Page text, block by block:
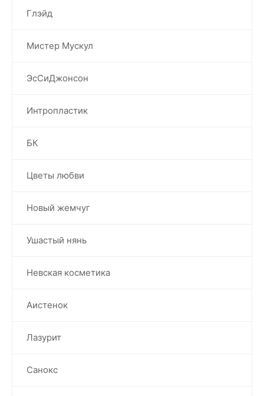
Глэйд
Мистер Мускул
ЭсСиДжонсон
Интропластик
БК
Цветы любви
Новый жемчуг
Ушастый нянь
Невская косметика
Аистенок
Лазурит
Санокс